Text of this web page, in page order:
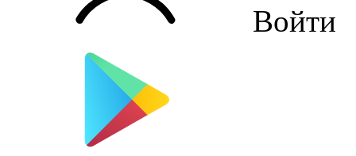
Войти